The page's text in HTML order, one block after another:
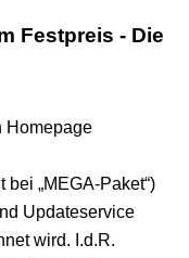
Festpreis - Die
Homepage
„MEGA-Paket“)
Updateservice
wird. I.d.R.